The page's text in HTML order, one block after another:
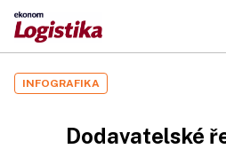
INFOGRAFIKA
Dodavatelské